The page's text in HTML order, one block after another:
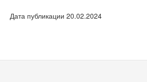
Дата публикации 20.02.2024